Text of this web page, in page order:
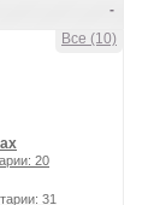
-
Все (10)
20
31